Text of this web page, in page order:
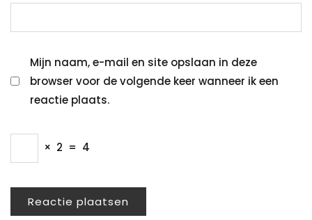
Mijn naam, e-mail en site opslaan in deze
browser voor de volgende keer wanneer ik een
reactie plaats.
× 2 = 4